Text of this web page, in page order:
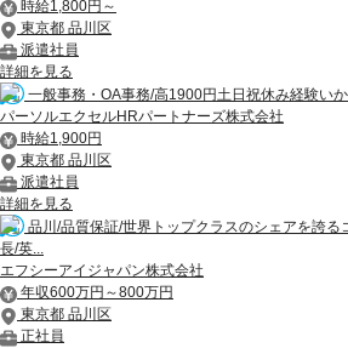
時給1,800円～
東京都 品川区
派遣社員
詳細を見る
一般事務・OA事務/高1900円土日祝休み経験い
パーソルエクセルHRパートナーズ株式会社
時給1,900円
東京都 品川区
派遣社員
詳細を見る
品川/品質保証/世界トップクラスのシェアを誇る
長/英...
エフシーアイジャパン株式会社
年収600万円～800万円
東京都 品川区
正社員